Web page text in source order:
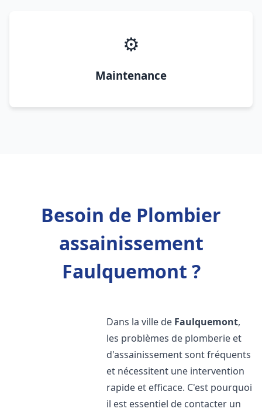
⚙️
Maintenance
Besoin de Plombier
assainissement
Faulquemont ?
Dans la ville de Faulquemont,
les problèmes de plomberie et
d'assainissement sont fréquents
et nécessitent une intervention
rapide et efficace. C'est pourquoi
il est essentiel de contacter un